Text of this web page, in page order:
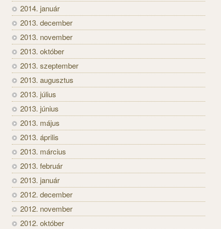
2014. január
2013. december
2013. november
2013. október
2013. szeptember
2013. augusztus
2013. július
2013. június
2013. május
2013. április
2013. március
2013. február
2013. január
2012. december
2012. november
2012. október